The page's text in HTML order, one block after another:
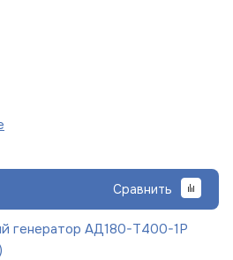
Сравнить
генератор АД180-Т400-1Р